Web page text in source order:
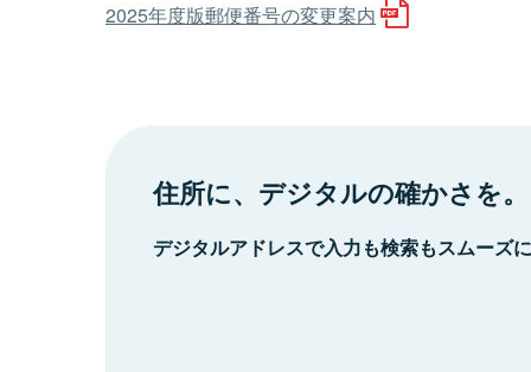
2025年度版郵便番号の変更案内
住所に、デジタルの確かさを。
デジタルアドレスで入力も検索もスムーズ